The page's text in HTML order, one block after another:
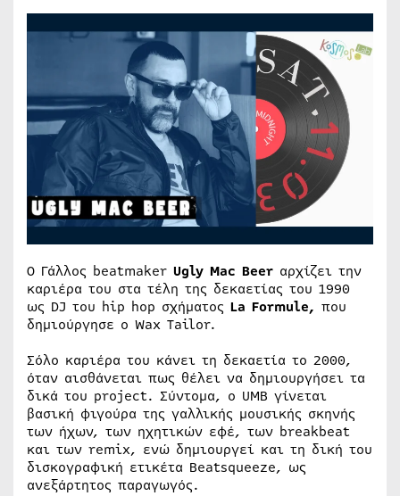
O Γάλλος beatmaker Ugly Mac Beer αρχίζει την
καριέρα του στα τέλη της δεκαετίας του 1990
ως DJ του hip hop σχήματος La Formule, που
δημιούργησε ο Wax Tailor.
Σόλο καριέρα του κάνει τη δεκαετία το 2000,
όταν αισθάνεται πως θέλει να δημιουργήσει τα
δικά του project. Σύντομα, o UMB γίνεται
βασική φιγούρα της γαλλικής μουσικής σκηνής
των ήχων, των ηχητικών εφέ, των breakbeat
και των remix, ενώ δημιουργεί και τη δική του
δισκογραφική ετικέτα Beatsqueeze, ως
ανεξάρτητος παραγωγός.